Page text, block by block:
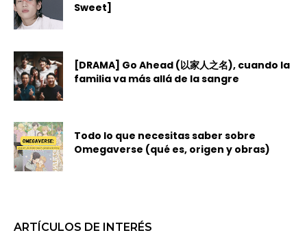
Sweet]
[DRAMA] Go Ahead (以家人之名), cuando la
familia va más allá de la sangre
Todo lo que necesitas saber sobre
Omegaverse (qué es, origen y obras)
ARTÍCULOS DE INTERÉS